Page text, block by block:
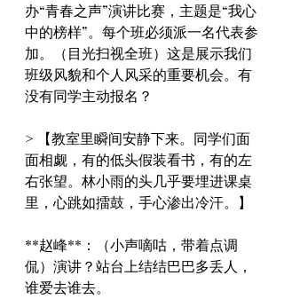
办“青春之声”演讲比赛，主题是“我心
中的榜样”。每个班必须派一名代表参
加。（目光扫视全班）这是展示我们
班级风貌和个人风采的重要机会。有
没有同学主动报名？
> 【教室里瞬间安静下来。同学们面
面相觑，有的低头假装看书，有的左
右张望。林小雨的头几乎要埋进课桌
里，心跳如擂鼓，手心渗出冷汗。】
**赵峰**：（小声嘀咕，带着点调
侃）演讲？站台上结结巴巴多丢人，
谁爱去谁去。